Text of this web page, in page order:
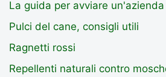
La guida per avviare
Pulci del cane, consigli utili
Ragnetti rossi
Repellenti naturali contro